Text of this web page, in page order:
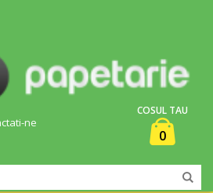
ne
COSUL TAU
0